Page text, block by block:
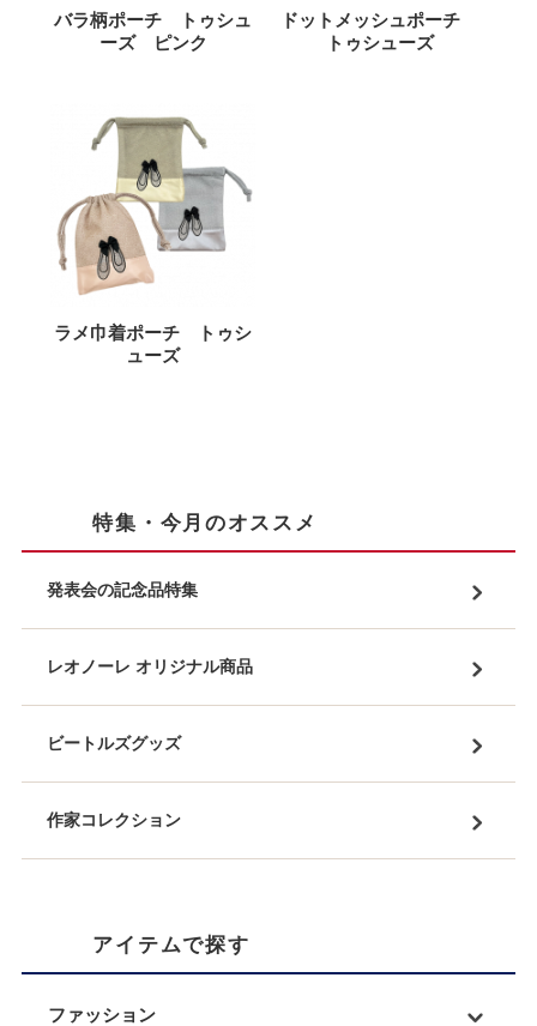
バラ柄ポーチ トゥシュ
ーズ ピンク
ドットメッシュポーチ
トゥシューズ
ラメ巾着ポーチ トゥシ
ューズ
特集・今月のオススメ
発表会の記念品特集
レオノーレ オリジナル商品
ビートルズグッズ
作家コレクション
アイテムで探す
ファッション